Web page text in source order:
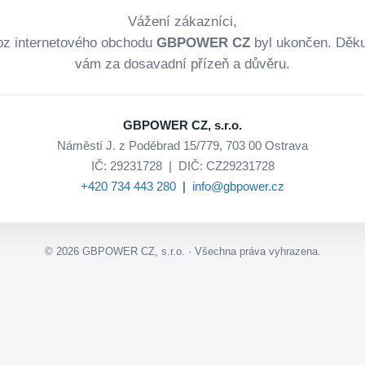
Vážení zákazníci,
internetového obchodu GBPOWER CZbyl ukončen.
vám za dosavadní přízeň a důvěru.
GBPOWER CZ, s.r.o.
Náměstí J. z Poděbrad 15/779, 703 00 Ostrava
IČ: 29231728 | DIČ: CZ29231728
+420 734 443 280 | info@gbpower.cz
© 2026GBPOWER CZ, s.r.o. · Všechna práva vyhrazena.